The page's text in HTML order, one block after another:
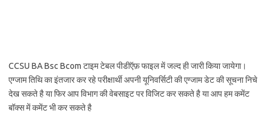
CCSU BA Bsc Bcom टाइम टेबल पीडीऍफ़ फाइल में जल्द ही जारी किया जायेगा।
एग्जाम तिथि का इंतजार कर रहे परीक्षार्थी अपनी यूनिवर्सिटी की एग्जाम डेट की सूचना निचे
देख सकते है या फिर आप विभाग की वेबसाइट पर विजिट कर सकते है या आप हम कमेंट
बॉक्स में कमेंट भी कर सकते है